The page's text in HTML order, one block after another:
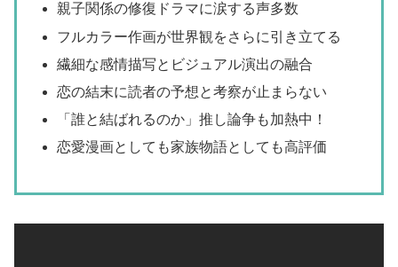
親子関係の修復ドラマに涙する声多数
フルカラー作画が世界観をさらに引き立てる
繊細な感情描写とビジュアル演出の融合
恋の結末に読者の予想と考察が止まらない
「誰と結ばれるのか」推し論争も加熱中！
恋愛漫画としても家族物語としても高評価